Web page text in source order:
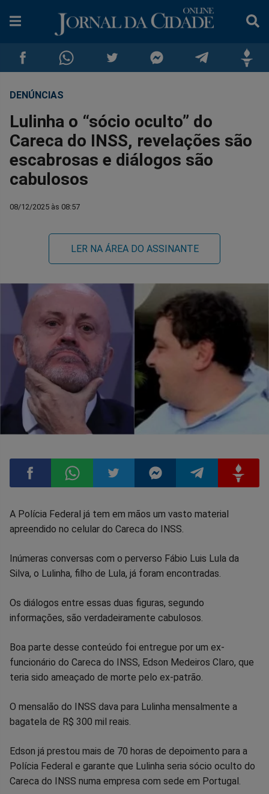
Compartilhar
no
Facebook
Compartilhar
no
Whatsapp
no
Twitter
no
Messenger
no
Telegram
no
DENÚNCIAS
Lulinha o “sócio oculto” do
Careca do INSS, revelações são
escabrosas e diálogos são
cabulosos
08/12/2025 às 08:57
LER NA ÁREA DO ASSINANTE
Compartilhar
Facebook
Compartilhar
Whatsapp
Compartilhar
Twitter
Compartilhar
Messenger
Compartilhar
Telegram
A Polícia Federal já tem em mãos um vasto material
apreendido no celular do Careca do INSS.
Inúmeras conversas com o perverso Fábio Luis Lula da
Silva, o Lulinha, filho de Lula, já foram encontradas.
Os diálogos entre essas duas figuras, segundo
informações, são verdadeiramente cabulosos.
Boa parte desse conteúdo foi entregue por um ex-
funcionário do Careca do INSS, Edson Medeiros Claro, que
teria sido ameaçado de morte pelo ex-patrão.
O mensalão do INSS dava para Lulinha mensalmente a
bagatela de R$ 300 mil reais.
Edson já prestou mais de 70 horas de depoimento para a
Polícia Federal e garante que Lulinha seria sócio oculto do
Careca do INSS numa empresa com sede em Portugal.